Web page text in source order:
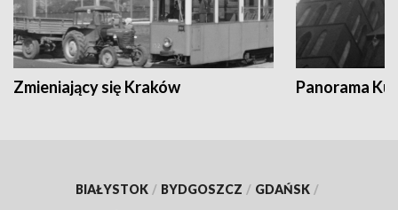
Zmieniający się Kraków Panorama
BIAŁYSTOK / BYDGOSZCZ / GDAŃSK /